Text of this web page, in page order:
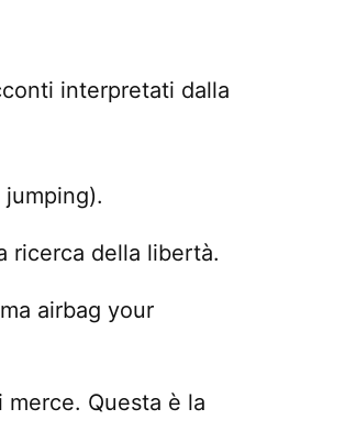
interpretati dalla
ricerca della libertà.
airbag your
Questa è la